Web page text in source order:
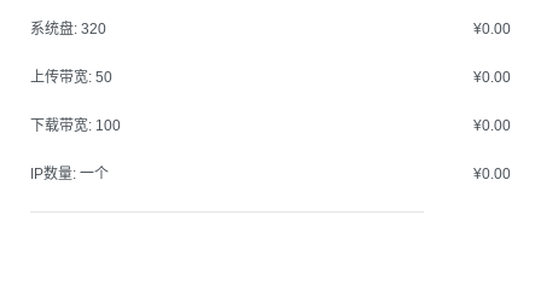
系统盘: 320 ¥0.00
上传带宽: 50 ¥0.00
下载带宽: 100 ¥0.00
IP数量: 一个 ¥0.00